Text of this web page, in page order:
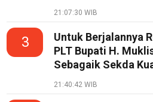
21:07:30 WIB
3
Untuk Berjalannya
PLT Bupati H.
Sebagaik Sekda
21:40:42 WIB